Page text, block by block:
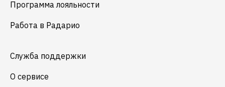
Программа лояльности
Работа в Радарио
Служба поддержки
О сервисе